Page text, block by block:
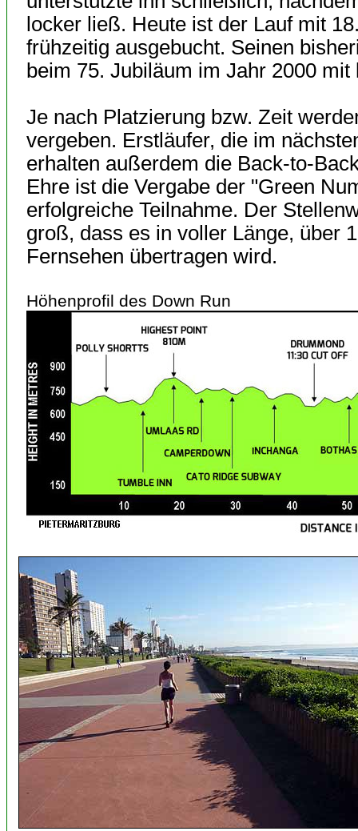
locker ließ. Heute ist der Lauf mit
frühzeitig ausgebucht. Seinen
beim 75. Jubiläum im Jahr 2000
Je nach Platzierung bzw. Zeit
vergeben. Erstläufer, die im
erhalten außerdem die Back-to-
Ehre ist die Vergabe der "Green
erfolgreiche Teilnahme. Der
groß, dass es in voller Länge, über
Fernsehen übertragen wird.
Höhenprofil des Down Run